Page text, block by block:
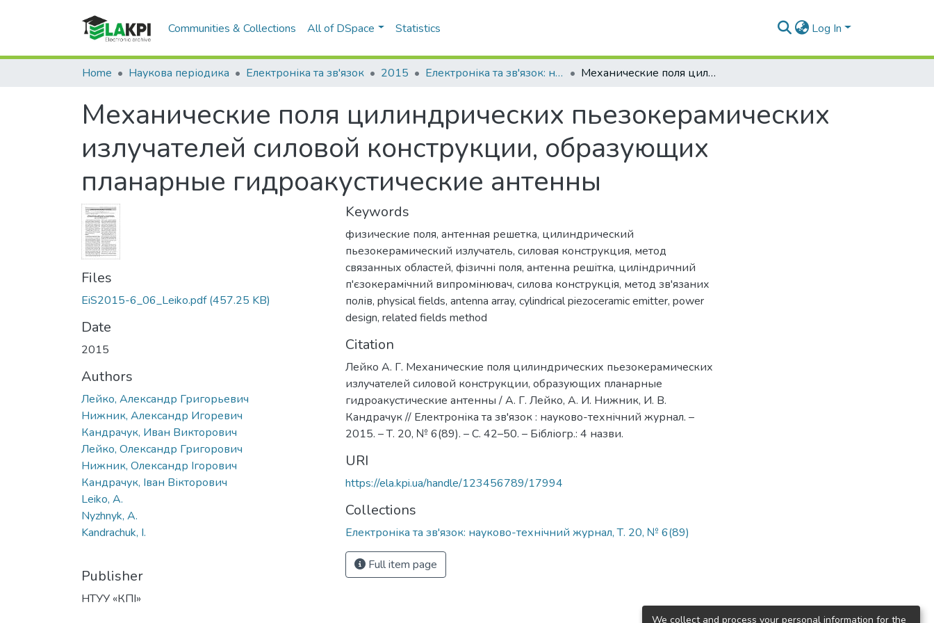
Communities & Collections All of DSpace Statistics Log In
Home Наукова періодика Електроніка та зв'язок 2015 Електроніка та зв'язок: науково-технічний журнал, Т. 20, № 6(89) Механические поля цилиндрических пьезокерамических излучателей силовой конструкции, образующих планарные гидроакустические антенны
Механические поля цилиндрических пьезокерамических
излучателей силовой конструкции, образующих
планарные гидроакустические антенны
Files
EiS2015-6_06_Leiko.pdf(457.25 KB)
Date
2015
Authors
Лейко, Александр Григорьевич
Нижник, Александр Игоревич
Кандрачук, Иван Викторович
Лейко, Олександр Григорович
Нижник, Олександр Ігорович
Кандрачук, Іван Вікторович
Leiko, A.
Nyzhnyk, A.
Kandrachuk, I.
Publisher
НТУУ «КПІ»
Keywords
физические поля, антенная решетка, цилиндрический
пьезокерамический излучатель, силовая конструкция, метод
связанных областей, фізичні поля, антенна решітка, циліндричний
п'єзокерамічний випромінювач, силова конструкція, метод зв'язаних
полів, physical fields, antenna array, cylindrical piezoceramic emitter, power
design, related fields method
Citation
Лейко А. Г. Механические поля цилиндрических пьезокерамических
излучателей силовой конструкции, образующих планарные
гидроакустические антенны / А. Г. Лейко, А. И. Нижник, И. В.
Кандрачук // Електроніка та зв'язок : науково-технічний журнал. –
2015. – Т. 20, № 6(89). – С. 42–50. – Бібліогр.: 4 назви.
URI
https://ela.kpi.ua/handle/123456789/17994
Collections
Електроніка та зв'язок: науково-технічний журнал, Т. 20, № 6(89)
Full item page
We collect and process your personal information for the